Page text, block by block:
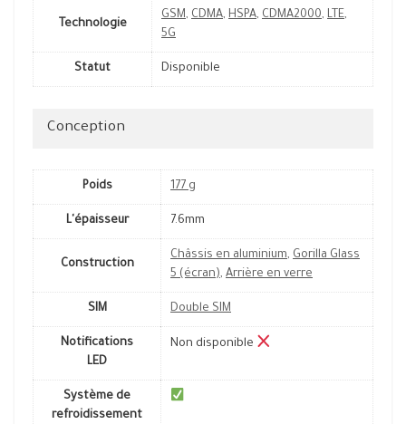
Technologie
GSM, CDMA, HSPA, CDMA2000, LTE,
5G
Statut Disponible
Conception
Poids 177 g
L'épaisseur 7.6mm
Construction
Châssis en aluminium, Gorilla Glass
5 (écran), Arrière en verre
SIM Double SIM
Notifications
LED
Non disponible
Système de
refroidissement